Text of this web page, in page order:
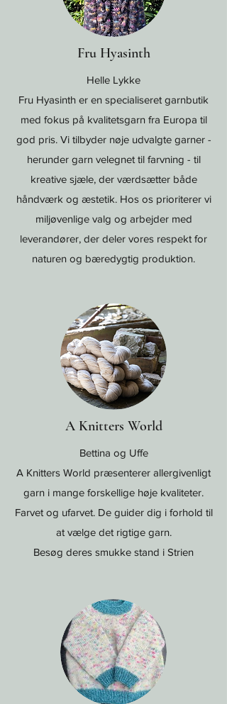
Fru Hyasinth
Helle Lykke
Fru Hyasinth er en specialiseret garnbutik
med fokus på kvalitetsgarn fra Europa til
god pris. Vi tilbyder nøje udvalgte garner -
herunder garn velegnet til farvning - til
kreative sjæle, der værdsætter både
håndværk og æstetik. Hos os prioriterer vi
miljøvenlige valg og arbejder med
leverandører, der deler vores respekt for
naturen og bæredygtig produktion.
A Knitters World
Bettina og Uffe
A Knitters World præsenterer allergivenligt
garn i mange forskellige høje kvaliteter.
Farvet og ufarvet. De guider dig i forhold til
at vælge det rigtige garn.
Besøg deres smukke stand i Strien